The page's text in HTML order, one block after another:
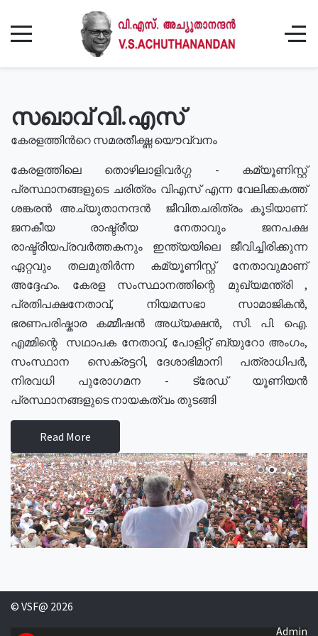
സഖാവ് വി.എസ്
കേരളത്തിൻറെ സമരതീക്ഷ്ണ യൌവ്വനം
കേരളത്തിലെ തൊഴിലാളിവർഗ്ഗ - കമ്യൂണിസ്റ്റ്
പ്രസ്ഥാനങ്ങളുടെ ചരിത്രം വിഎസ് എന്ന വേലിക്കകത്ത്
ശങ്കരൻ അച്യുതാനന്ദൻ ജീവിതചരിത്രം കൂടിയാണ്.
ജനകീയ രാഷ്ട്രീയ നേതാവും ജനപക്ഷ
രാഷ്ട്രീയപ്രവർത്തകനും ഇന്ത്യയിലെ ജീവിച്ചിരിക്കുന്ന
ഏറ്റവും തലമുതിർന്ന കമ്യൂണിസ്റ്റ് നേതാവുമാണ്
അദ്ദേഹം. കേരള സംസ്ഥാനത്തിന്റെ മുഖ്യമന്ത്രി ,
പ്രതിപക്ഷനേതാവ്, നിയമസഭാ സാമാജികൻ,
ഭരണപരിഷ്കാര കമ്മീഷൻ അധ്യക്ഷൻ, സി. പി. ഐ.
എമ്മിന്റെ സഥാപക നേതാവ്, പോളിറ്റ് ബ്യുറോ അംഗം,
സംസ്ഥാന സെക്രട്ടറി, ദേശാഭിമാനി പത്രാധിപർ,
നിരവധി പുരോഗമന - ട്രേഡ് യൂണിയൻ
പ്രസ്ഥാനങ്ങളുടെ നായകത്വം തുടങ്ങി
Read More
© VSF@ 2026
Admin